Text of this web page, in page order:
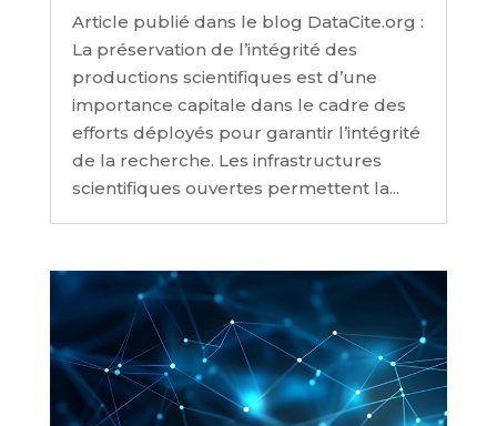
Article publié dans le blog DataCite.org :
La préservation de l’intégrité des
productions scientifiques est d’une
importance capitale dans le cadre des
efforts déployés pour garantir l’intégrité
de la recherche. Les infrastructures
scientifiques ouvertes permettent la...